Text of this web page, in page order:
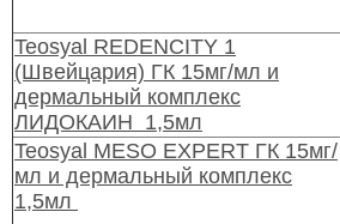
Teosyal REDENCITY 1
(Швейцария) ГК 15мг/мл и
дермальный комплекс
ЛИДОКАИН 1,5мл
Teosyal MESO EXPERT ГК 15мг/
мл и дермальный комплекс
1,5мл